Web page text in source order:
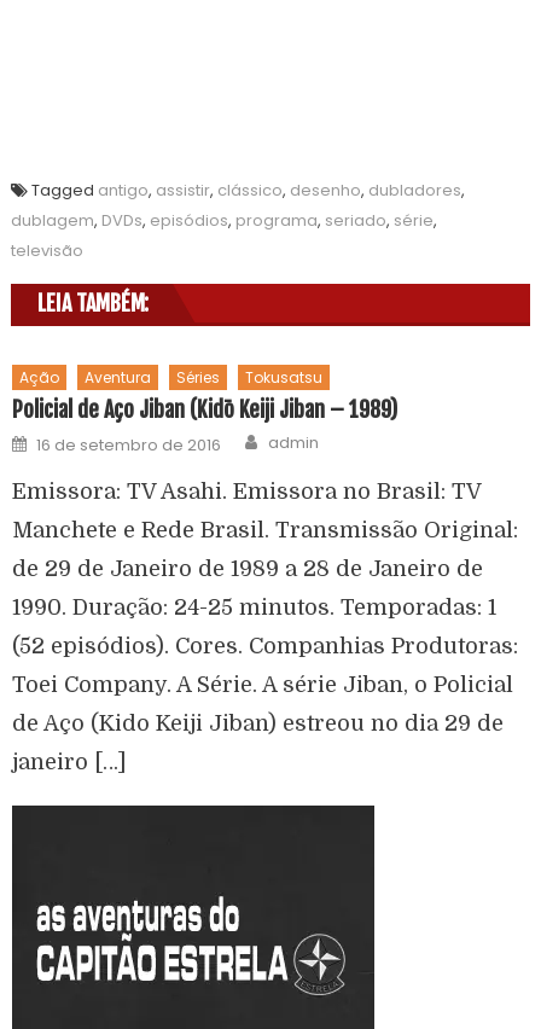
Tagged antigo, assistir, clássico, desenho, dubladores,
dublagem, DVDs, episódios, programa, seriado, série,
televisão
LEIA TAMBÉM:
Ação Aventura Séries Tokusatsu
Policial de Aço Jiban (Kidō Keiji Jiban – 1989)
16 de setembro de 2016 admin
Emissora: TV Asahi. Emissora no Brasil: TV
Manchete e Rede Brasil. Transmissão Original:
de 29 de Janeiro de 1989 a 28 de Janeiro de
1990. Duração: 24-25 minutos. Temporadas: 1
(52 episódios). Cores. Companhias Produtoras:
Toei Company. A Série. A série Jiban, o Policial
de Aço (Kido Keiji Jiban) estreou no dia 29 de
janeiro […]